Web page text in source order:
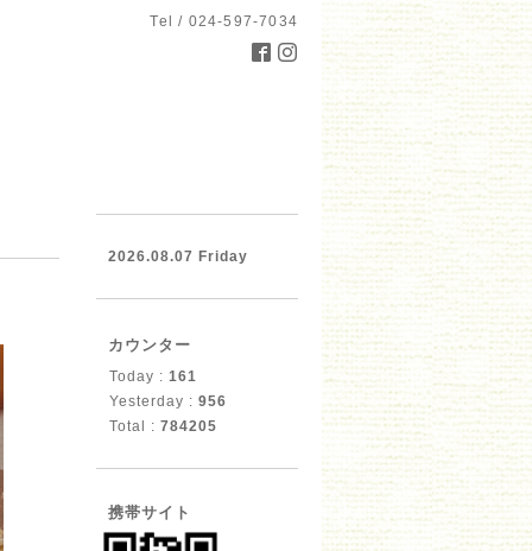
Tel / 024-597-7034
2026.08.07 Friday
カウンター
Today : 161
Yesterday : 956
Total : 784205
携帯サイト